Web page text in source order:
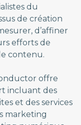
du
de création
d’affiner
efforts de
contenu.
offre
incluant des
et des services
marketing